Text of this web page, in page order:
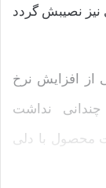
نیز نصیبش گردد
از افزایش نرخ
نداشت
محصول با دلی
به علت عدم